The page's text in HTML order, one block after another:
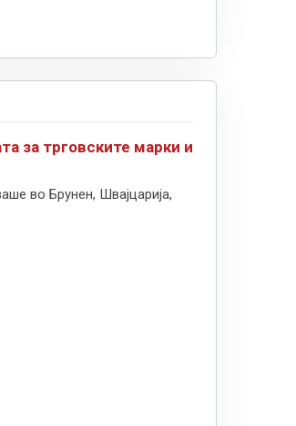
за трговските марки и
во Брунен, Швајцарија,